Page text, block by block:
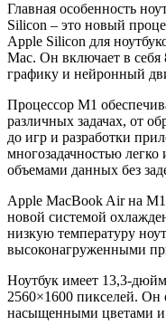
Главная особенность
Silicon – это новый
Apple Silicon для
Mac. Он включает в
графику и нейронный
Процессор M1
различных задачах, от
до игр и разработки
многозадачностью легко
объемами данных без
Apple MacBook Air на
новой системой
низкую температуру
высоконагруженными
Ноутбук имеет 13,3-
2560×1600 пикселей. Он
насыщенными цветами